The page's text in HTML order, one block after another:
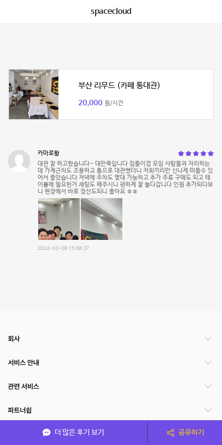
spacecloud
부산 리무드 (카페 통대관)
20,000 원/시간
카마로황
대관 잘 하고왔습니다~ 대만족입니다 집들이겸 모임 사람들과 자리하는
데 가게근처도 조용하고 통으로 대관했더니 저희끼리만 신나게 떠들수 있
어서 좋았습니다 저녁에 주차도 몇대 가능하고 추가 주류 구매도 되고 테
이블에 필요한거 세팅도 해주시니 편하게 잘 놀다갑니다 인원 추가되다보
니 현장에서 바로 정산도되니 좋아요 ㅎㅎ
2024-03-08 15:08:37
더 많은 후기 보기 공유하기
회사
서비스 안내
관련 서비스
파트너쉽
서비스 제공 국가